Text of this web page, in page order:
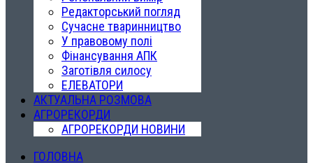
Редакторський погляд
Сучасне тваринництво
У правовому полі
Фінансування АПК
Заготівля силосу
ЕЛЕВАТОРИ
АКТУАЛЬНА РОЗМОВА
АГРОРЕКОРДИ
АГРОРЕКОРДИ НОВИНИ
ГОЛОВНА